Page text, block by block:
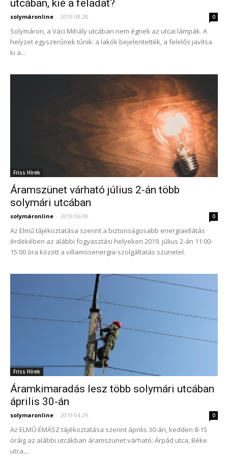
utcában, kié a feladat?
solymáronline - 2019.08.28. 0
Solymáron, a Váci Mihály utcában nem égnek az utcai lámpák. A
helyzet egyszerűnek tűnik: a lakók bejelentették, a felelős javítsa
ki a...
Friss Hírek
Áramszünet várható július 2-án több
solymári utcában
solymáronline - 2019.06.08. 0
Az Elmű tájékoztatása szerint a biztonságosabb energiaellátás
érdekében az alábbi fogyasztási helyeken 2019. július 2-án 11:00-
15:00 óra között a villamosenergia-szolgáltatás szünetel.
Friss Hírek
Áramkimaradás lesz több solymári utcában
április 30-án
solymaronline - 2019.04.29. 0
Az ELMŰ-ÉMÁSZ tájékoztatása szerint április 30-án, kedden 8-15
óráig az alábbi utcákban áramszünet várható: Árpád utca, Béke
utca,...